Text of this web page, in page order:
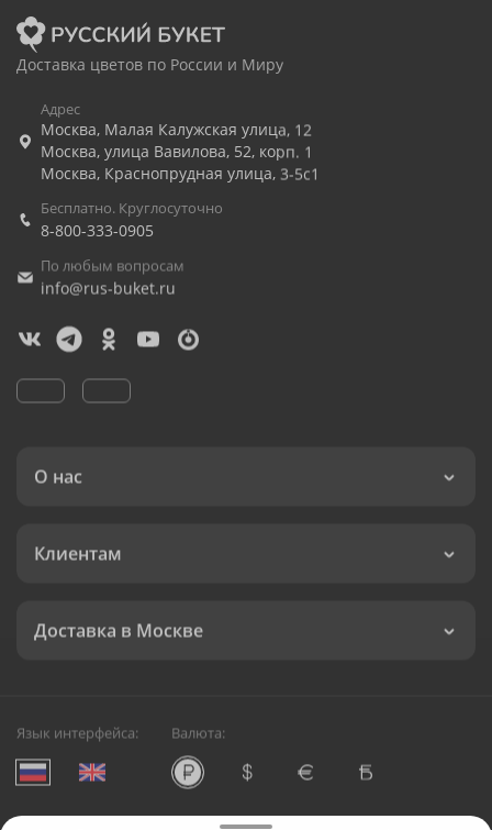
Доставка цветов по России и Миру
Адрес
Москва, Малая Калужская улица, 12
Москва, улица Вавилова, 52, корп. 1
Москва, Краснопрудная улица, 3-5с1
Бесплатно. Круглосуточно
8-800-333-0905
По любым вопросам
info@rus-buket.ru
О нас
Клиентам
Доставка в Москве
Язык интерфейса: Валюта: